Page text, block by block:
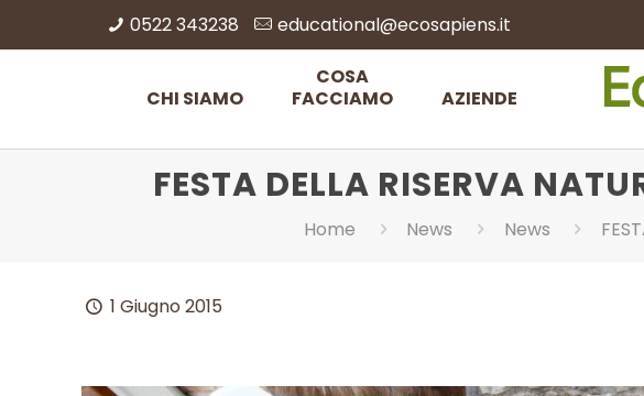
0522 343238 educational@ecosapiens.it
CHI SIAMO
COSA
FACCIAMO
AZIENDE
FESTA DELLA RISERVA
Home News News
1 Giugno 2015